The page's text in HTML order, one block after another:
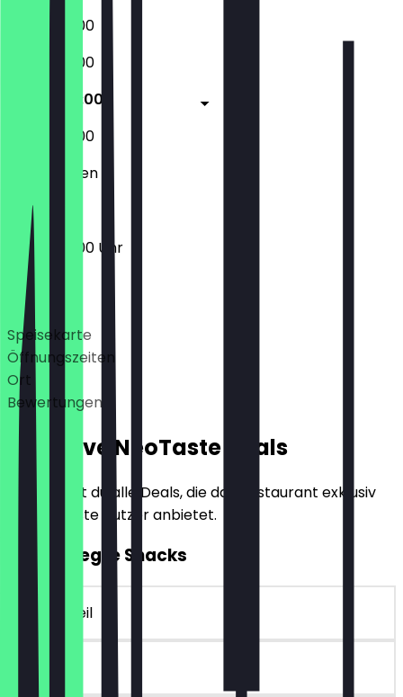
10:00 - 20:00
10:00 - 20:00
10:00 - 20:00
10:00 - 20:00
Geschlossen
10:00 - 20:00 Uhr
Deals
Speisekarte
Öffnungszeiten
Ort
Bewertungen
Exklusive NeoTaste Deals
Hier findest du alle Deals, die das Restaurant exklusiv
für NeoTaste Nutzer anbietet.
2für1 Belegte Snacks
~4 € Vorteil
30 Tage